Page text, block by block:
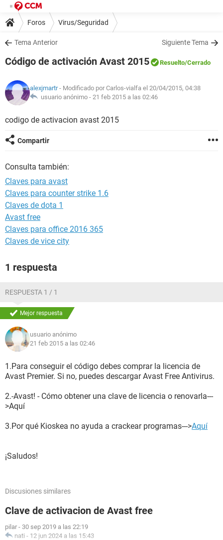
Foros Virus/Seguridad
Tema Anterior Siguiente Tema
Código de activación Avast 2015 Resuelto/Cerrado
alexjmartr- Modificado por Carlos-vialfa el 20/04/2015, 04:38
usuario anónimo - 21 feb 2015 a las 02:46
codigo de activacion avast 2015
Compartir
Consulta también:
Claves para avast
Claves para counter strike 1.6
Claves de dota 1
Avast free
Claves para office 2016 365
Claves de vice city
1 respuesta
RESPUESTA 1 / 1
Mejor respuesta
usuario anónimo
21 feb 2015 a las 02:46
1.Para conseguir el código debes comprar la licencia de
Avast Premier. Si no, puedes descargar Avast Free Antivirus.
2.-Avast! - Cómo obtener una clave de licencia o renovarla---
>Aquí
3.Por qué Kioskea no ayuda a crackear programas--->Aquí
¡Saludos!
Discusiones similares
Clave de activacion de Avast free
pilar - 30 sep 2019 a las 22:19
nati - 12 jun 2024 a las 15:43